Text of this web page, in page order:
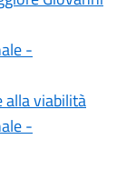
-
alla viabilità
-